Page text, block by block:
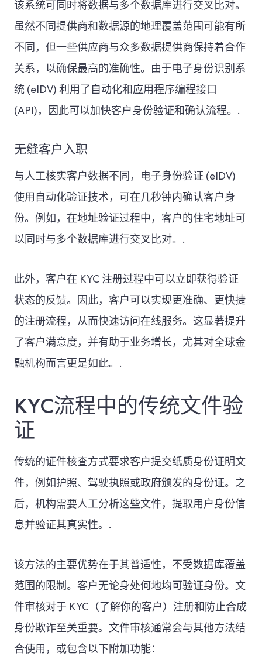
该系统可同时将数据与多个数据库进行交叉比对。
虽然不同提供商和数据源的地理覆盖范围可能有所
不同，但一些供应商与众多数据提供商保持着合作
关系，以确保最高的准确性。由于电子身份识别系
统 (eIDV) 利用了自动化和应用程序编程接口
(API)，因此可以加快客户身份验证和确认流程。.
无缝客户入职
与人工核实客户数据不同，电子身份验证 (eIDV)
使用自动化验证技术，可在几秒钟内确认客户身
份。例如，在地址验证过程中，客户的住宅地址可
以同时与多个数据库进行交叉比对。.
此外，客户在 KYC 注册过程中可以立即获得验证
状态的反馈。因此，客户可以实现更准确、更快捷
的注册流程，从而快速访问在线服务。这显著提升
了客户满意度，并有助于业务增长，尤其对全球金
融机构而言更是如此。.
KYC流程中的传统文件验
证
传统的证件核查方式要求客户提交纸质身份证明文
件，例如护照、驾驶执照或政府颁发的身份证。之
后，机构需要人工分析这些文件，提取用户身份信
息并验证其真实性。.
该方法的主要优势在于其普适性，不受数据库覆盖
范围的限制。客户无论身处何地均可验证身份。文
件审核对于 KYC（了解你的客户）注册和防止合成
身份欺诈至关重要。文件审核通常会与其他方法结
合使用，或包含以下附加功能：